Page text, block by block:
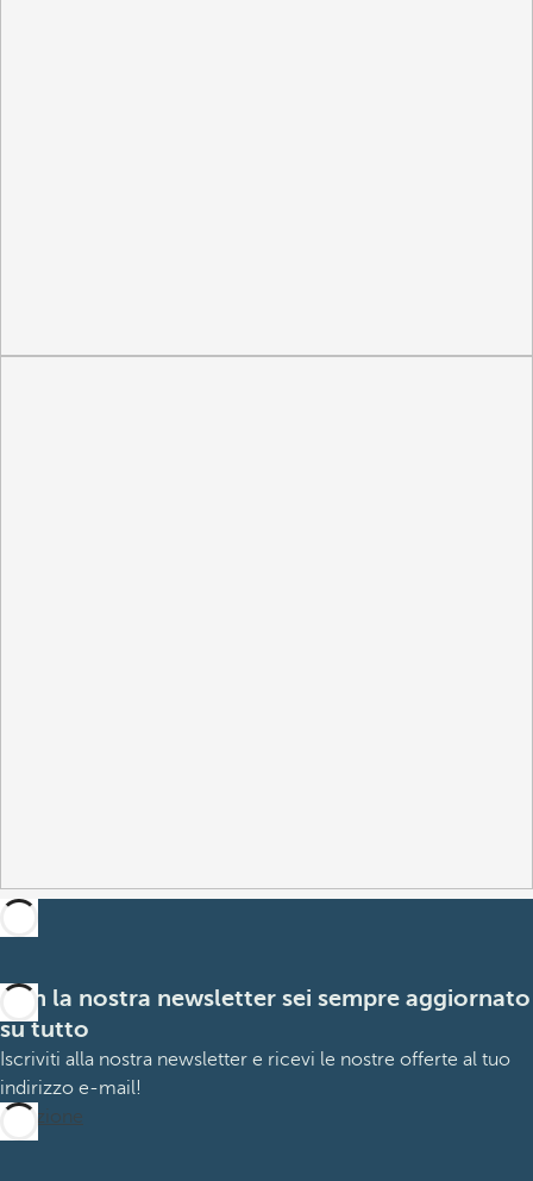
Con la nostra newsletter sei sempre aggiornato
su tutto
Iscriviti alla nostra newsletter e ricevi le nostre offerte al tuo
indirizzo e-mail!
Iscrizione